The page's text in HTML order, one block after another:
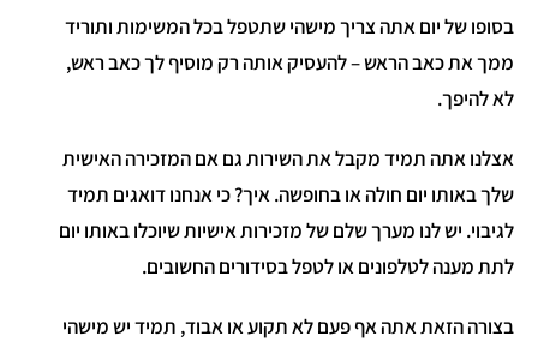
בסופו של יום אתה צריך מישהי שתטפל בכל המשימות ותוריד
ממך את כאב הראש – להעסיק אותה רק מוסיף לך כאב ראש,
לא להיפך.
אצלנו אתה תמיד מקבל את השירות גם אם המזכירה האישית
שלך באותו יום חולה או בחופשה. איך? כי אנחנו דואגים תמיד
לגיבוי. יש לנו מערך שלם של מזכירות אישיות שיוכלו באותו יום
לתת מענה לטלפונים או לטפל בסידורים החשובים.
בצורה הזאת אתה אף פעם לא תקוע או אבוד, תמיד יש מישהי